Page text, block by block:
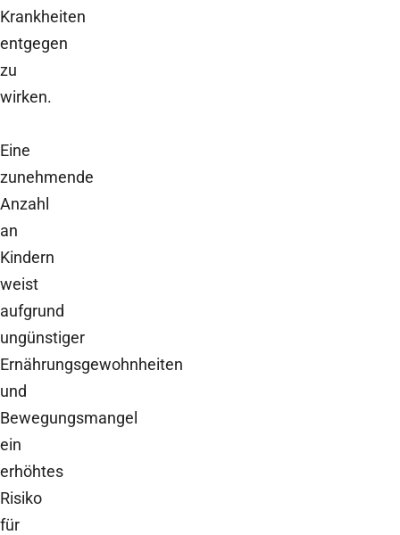
Krankheiten
entgegen
zu
wirken.
Eine
zunehmende
Anzahl
an
Kindern
weist
aufgrund
ungünstiger
Ernährungsgewohnheiten
und
Bewegungsmangel
ein
erhöhtes
Risiko
für